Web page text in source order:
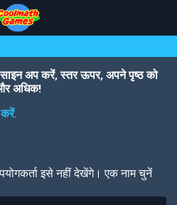
अप करें, स्तर ऊपर, अपने पृष्ठ को
अधिक!
करें.
इसे नहीं देखेंगे। एक नाम चुनें